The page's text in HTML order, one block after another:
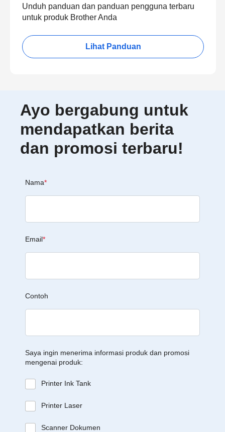
Unduh panduan dan panduan pengguna terbaru
untuk produk Brother Anda
Lihat Panduan
Ayo bergabung untuk
mendapatkan berita
dan promosi terbaru!
Nama*
Email*
Contoh
Saya ingin menerima informasi produk dan promosi
mengenai produk:
Printer Ink Tank
Printer Laser
Scanner Dokumen